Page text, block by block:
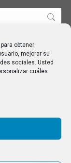
obtener
mejorar su
sociales. Usted
cuáles
de cookies